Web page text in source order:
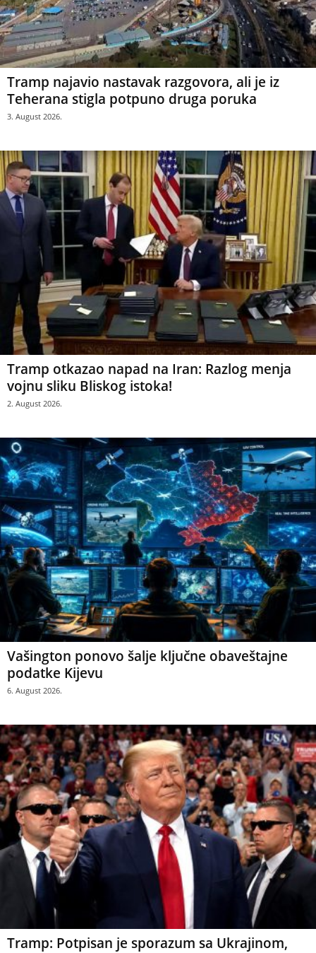
Tramp najavio nastavak razgovora, ali je iz
Teherana stigla potpuno druga poruka
3. August 2026.
Tramp otkazao napad na Iran: Razlog menja
vojnu sliku Bliskog istoka!
2. August 2026.
Vašington ponovo šalje ključne obaveštajne
podatke Kijevu
6. August 2026.
Tramp: Potpisan je sporazum sa Ukrajinom,